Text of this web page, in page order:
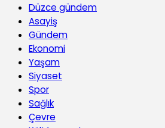
Düzce gündem
Asayiş
Gündem
Ekonomi
Yaşam
Siyaset
Spor
Sağlık
Çevre